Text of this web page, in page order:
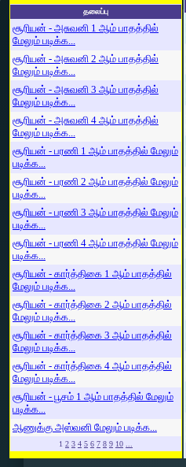
தலைப்பு
சூரியன் - அசுவனி 1 ஆம் பாதத்தில்
மேலும் படிக்க...
சூரியன் - அசுவனி 2 ஆம் பாதத்தில்
மேலும் படிக்க...
சூரியன் - அசுவனி 3 ஆம் பாதத்தில்
மேலும் படிக்க...
சூரியன் - அசுவனி 4 ஆம் பாதத்தில்
மேலும் படிக்க...
சூரியன் - பரணி 1 ஆம் பாதத்தில் மேலும்
படிக்க...
சூரியன் - பரணி 2 ஆம் பாதத்தில் மேலும்
படிக்க...
சூரியன் - பரணி 3 ஆம் பாதத்தில் மேலும்
படிக்க...
சூரியன் - பரணி 4 ஆம் பாதத்தில் மேலும்
படிக்க...
சூரியன் - கார்த்திகை 1 ஆம் பாதத்தில்
மேலும் படிக்க...
சூரியன் - கார்த்திகை 2 ஆம் பாதத்தில்
மேலும் படிக்க...
சூரியன் - கார்த்திகை 3 ஆம் பாதத்தில்
மேலும் படிக்க...
சூரியன் - கார்த்திகை 4 ஆம் பாதத்தில்
மேலும் படிக்க...
சூரியன் - பூசம் 1 ஆம் பாதத்தில் மேலும்
படிக்க...
ஆணுக்கு அஸ்வனி மேலும் படிக்க...
1 2 3 4 5 6 7 8 9 10 ...